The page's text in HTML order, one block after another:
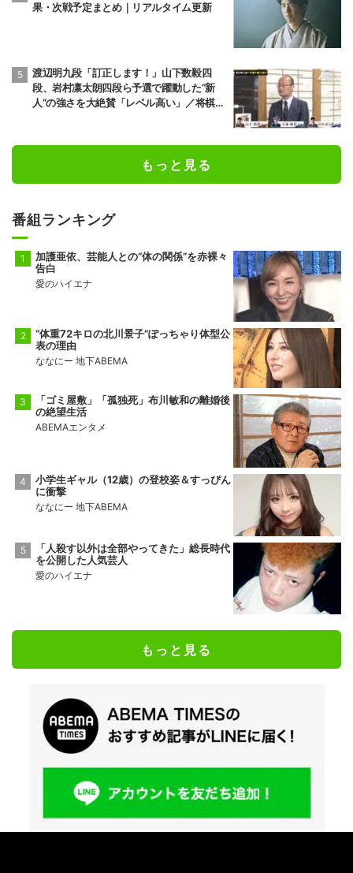
果・次戦予定まとめ｜リアルタイム更新
渡辺明九段「訂正します！」山下数毅四
段、岩村凛太朗四段ら予選で躍動した“新
人”の強さを大絶賛「レベル高い」／将棋・
もっと見る
番組ランキング
加護亜依、芸能人との“体の関係”を赤裸々
告白
愛のハイエナ
“体重72キロの北川景子”ぽっちゃり体型公
表の理由
ななにー 地下ABEMA
「ゴミ屋敷」「孤独死」布川敏和の離婚後
の絶望生活
ABEMAエンタメ
小学生ギャル（12歳）の登校姿＆すっぴん
に衝撃
ななにー 地下ABEMA
「人殺す以外は全部やってきた」総長時代
を公開した人気芸人
愛のハイエナ
もっと見る